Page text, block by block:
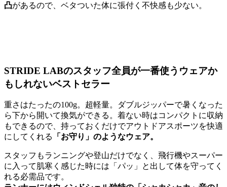
凸があるので、ベタついた体に張付く不快感も少ない。
STRIDE LABのスタッフ全員が一番使うウェアか
もしれないベストセラー
重さはたったの100g。超軽量。ダブルジッパーで暑くなった
ら下から開いて換気ができる。着ない時はコンパクトに収納
もできるので、持っておくだけでアウトドアスポーツを快適
にしてくれる
「お守り」のようなウェア。
スタッフもランニングや登山だけでなく、飛行機やスーパー
に入って肌寒く感じた時には「パッ」と出して体を守ってく
れる必需品です。